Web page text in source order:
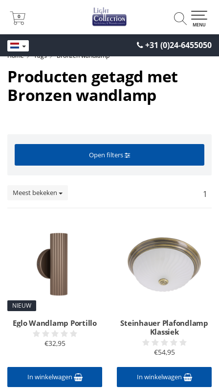
+31 (0)24-6455050
0
0
MENU
Home Tags Bronzen wandlamp
Producten getagd met
Bronzen wandlamp
Open filters
Meest bekeken 1
NIEUW
Eglo Wandlamp Portillo
€32,95
In winkelwagen
Steinhauer Plafondlamp
Klassiek
€54,95
In winkelwagen